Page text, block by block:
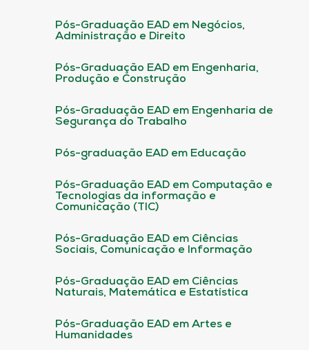
Pós-Graduação EAD em Negócios,
Administração e Direito
Pós-Graduação EAD em Engenharia,
Produção e Construção
Pós-Graduação EAD em Engenharia de
Segurança do Trabalho
Pós-graduação EAD em Educação
Pós-Graduação EAD em Computação e
Tecnologias da informação e
Comunicação (TIC)
Pós-Graduação EAD em Ciências
Sociais, Comunicação e Informação
Pós-Graduação EAD em Ciências
Naturais, Matemática e Estatística
Pós-Graduação EAD em Artes e
Humanidades